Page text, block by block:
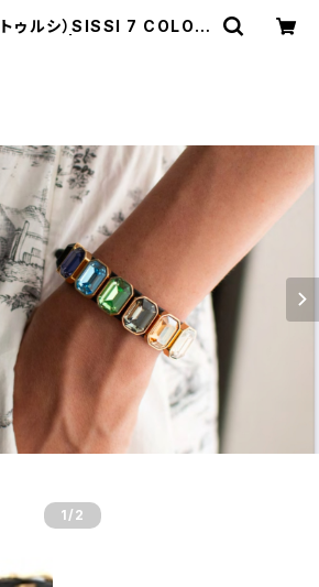
ゥルシ）SISSI 7 COLOR
1 /2